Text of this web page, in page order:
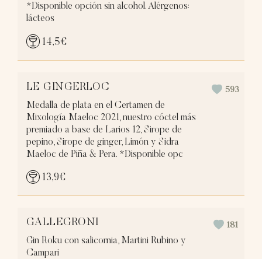
*Disponible opción sin alcohol. Alérgenos:
lácteos
14,5€
LE GINGERLOC
Medalla de plata en el Certamen de
Mixología Maeloc 2021, nuestro cóctel más
premiado a base de Larios 12, Sirope de
pepino, Sirope de ginger, Limón y Sidra
Maeloc de Piña & Pera. *Disponible opc
593
13,9€
GALLEGRONI
Gin Roku con salicornia, Martini Rubino y
Campari
181